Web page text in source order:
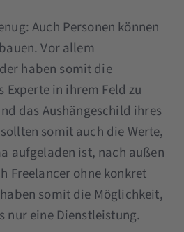
Auch Personen können
Vor allem
haben somit die
Experte in ihrem Feld zu
das Aushängeschild ihres
somit auch die Werte,
aufgeladen ist, nach außen
Freelancer ohne konkret
somit die Möglichkeit,
nur eine Dienstleistung.